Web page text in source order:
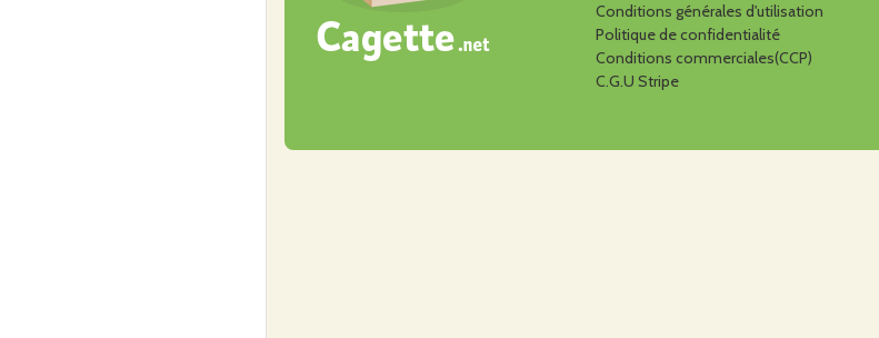
Conditions générales d'utilisation
Politique de confidentialité
Conditions commerciales(CCP)
C.G.U Stripe